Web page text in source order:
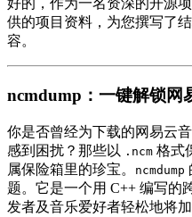
供的项目资料，为您撰写了
容。
ncmdump：一键解锁网
你是否曾经为下载的网易云
感到困扰？那些以 .ncm 格式
属保险箱里的珍宝。
ncmdump
题。它是一个用 C++ 编写的
发者及音乐爱好者轻松地将